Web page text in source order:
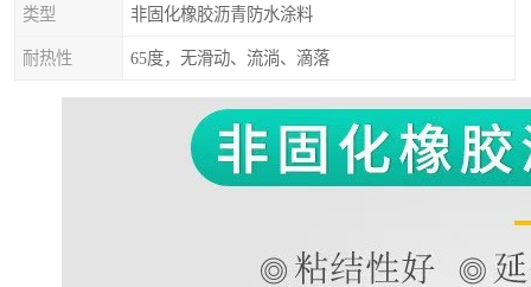
类型 非固化橡胶沥青防水涂料
耐热性 65度，无滑动、流淌、滴落